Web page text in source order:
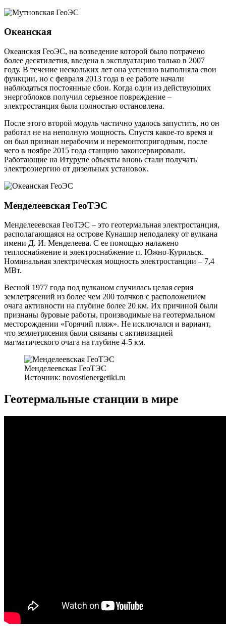
Океанская
Океанская ГеоЭС, на возведение которой было потрачено
более десятилетия, введена в эксплуатацию только в 2007
году. В течение нескольких лет она успешно выполняла свои
функции, но с февраля 2013 года в ее работе начали
наблюдаться постоянные сбои. Когда один из действующих
энергоблоков получил серьезное повреждение –
электростанция была полностью остановлена.
После этого второй модуль частично удалось запустить, но он
работал не на неполную мощность. Спустя какое-то время и
он был признан нерабочим и неремонтопригодным, после
чего в ноябре 2015 года станцию законсервировали.
Работающие на Итурупе объекты вновь стали получать
электроэнергию от дизельных установок.
Менделеевская ГеоТЭС
Менделееевская ГеоТЭС – это геотермальная электростанция,
располагающаяся на острове Кунашир неподалеку от вулкана
имени Д. И. Менделеева. С ее помощью налажено
теплоснабжение и электроснабжение п. Южно-Курильск.
Номинальная электрическая мощность электростанции – 7,4
МВт.
Весной 1977 года под вулканом случилась целая серия
землетрясений из более чем 200 толчков с расположением
очага активности на глубине более 20 км. Их причиной были
признаны буровые работы, производимые на геотермальном
месторождении «Горячий пляж». Не исключался и вариант,
что землетрясения были связаны с активизацией
магматического очага на глубине 4-5 км.
Менделеевская ГеоТЭС
Источник: novostienergetiki.ru
Геотермальные станции в мире